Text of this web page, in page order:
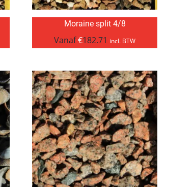
Moraine split 4/8
Vanaf€182.71 incl. BTW